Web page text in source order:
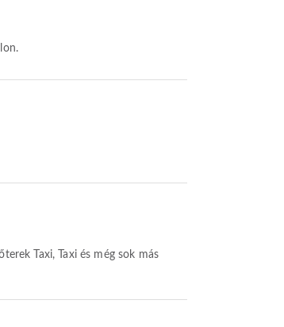
Taxi, Taxi és még sok más